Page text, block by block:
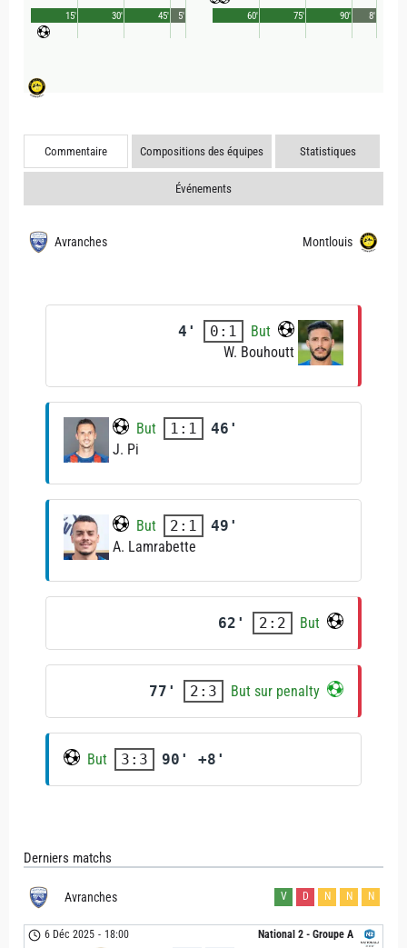
45'
15' 30' 5' 90'
60' 75' 8'
Commentaire Compositions des équipes Statistiques
Événements
Avranches Montlouis
4' 0:1
But
W. Bouhoutt
But 1:1
46'
J. Pi
But 2:1
49'
A. Lamrabette
62' 2:2 But
77' 2:3 But sur penalty
But 3:3 90' +8'
Derniers matchs
Avranches V D N N N
National 2 - Groupe A
6 Déc 2025 - 18:00